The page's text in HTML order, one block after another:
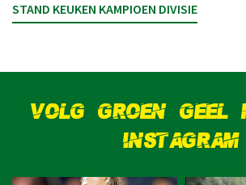
STAND KEUKEN KAMPIOEN DIVISIE
VOLG GROEN GEEL
INSTAGRAM